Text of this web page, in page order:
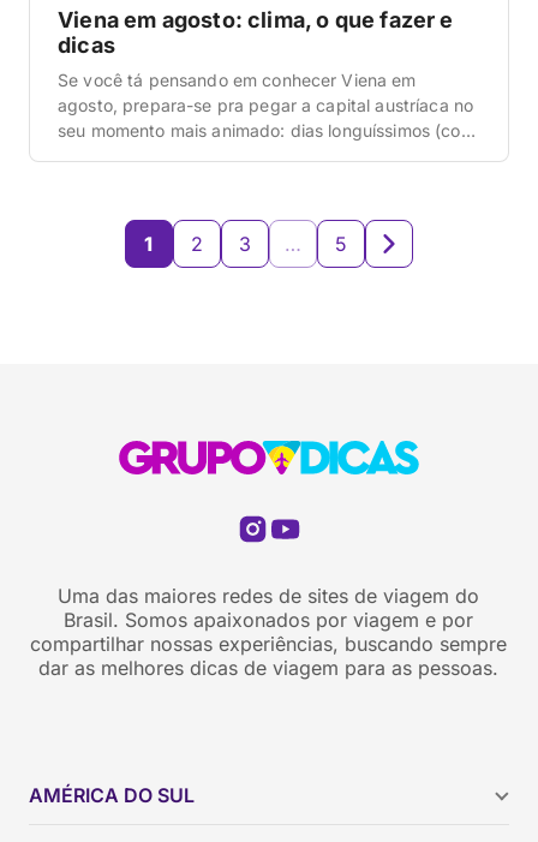
Viena em agosto: clima, o que fazer e
dicas
Se você tá pensando em conhecer Viena em
agosto, prepara-se pra pegar a capital austríaca no
seu momento mais animado: dias longuíssimos (com
concerto de Mozart […]
1 2 3 … 5
Uma das maiores redes de sites de viagem do
Brasil. Somos apaixonados por viagem e por
compartilhar nossas experiências, buscando sempre
dar as melhores dicas de viagem para as pessoas.
AMÉRICA DO SUL